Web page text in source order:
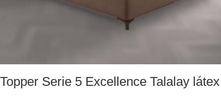
Topper Serie 5 Excellence Talalay látex